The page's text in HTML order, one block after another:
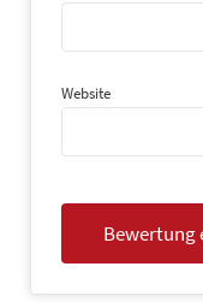
c)
Website